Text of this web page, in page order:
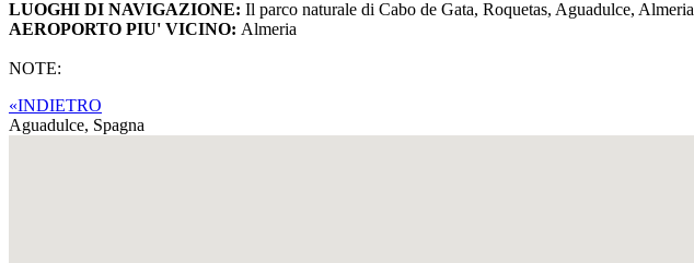
LUOGHI DI NAVIGAZIONE: Il parco naturale di Cabo de Gata, Roquetas, Aguadulce, Almeria
AEROPORTO PIU' VICINO: Almeria
NOTE:
«INDIETRO
Aguadulce, Spagna